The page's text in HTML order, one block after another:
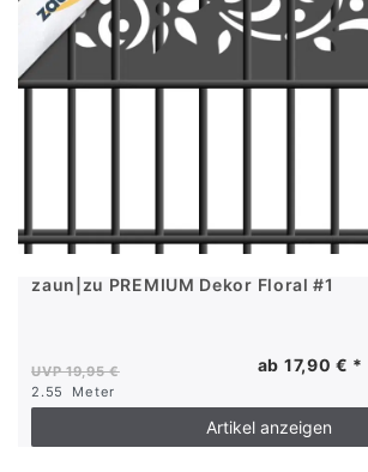
zaun|zu PREMIUM Dekor Floral #1
UVP 19,95 € ab 17,90 € *
2.55 Meter
Artikel anzeigen